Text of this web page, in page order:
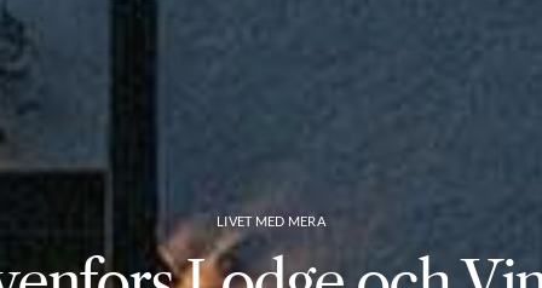
LIVET MED MERA